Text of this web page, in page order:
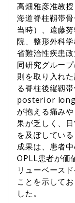
高畑雅彦准教
海道脊柱靱帯
当時）、遠藤
院、整形外科
省難治性疾患
同研究グルー
則を取り入れ
る脊柱後縦靱
posterior
が抱える痛み
果が乏しく、
を及ぼしてい
成果は、患者
OPLL患者が価
リューベース
ことを示して
した。